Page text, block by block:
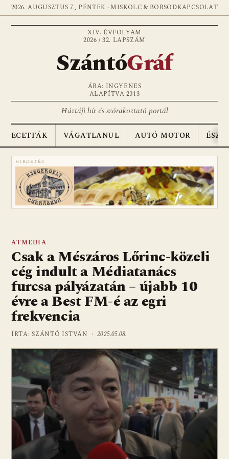
2026. AUGUSZTUS 7., PÉNTEK · MISKOLC & BORSODKAPCSOLAT
XIV. ÉVFOLYAM
2026 / 32. LAPSZÁM
SzántóGráf
ÁRA: INGYENES
ALAPÍTVA 2013
Háztáji hír és szórakoztató portál
ECETFÁK VÁGATLANUL AUTÓ-MOTOR
HIRDETÉS
ATMEDIA
Csak a Mészáros Lőrinc-közeli
cég indult a Médiatanács
furcsa pályázatán – újabb 10
évre a Best FM-é az egri
frekvencia
ÍRTA: SZÁNTÓ ISTVÁN ·2025.05.08.